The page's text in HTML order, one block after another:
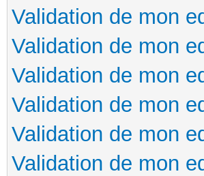
Validation de mon
Validation de mon
Validation de mon
Validation de mon
Validation de mon
Validation de mon